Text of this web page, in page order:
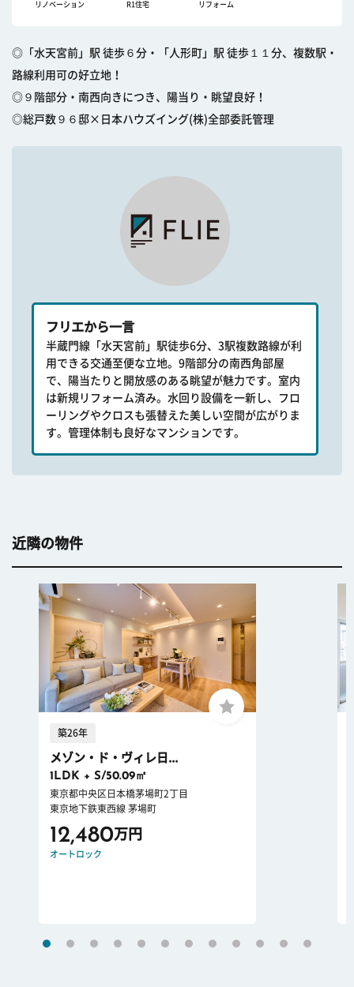
リノベーション R1住宅 リフォーム
◎「水天宮前」駅 徒歩６分・「人形町」駅 徒歩１１分、複数駅・
路線利用可の好立地！
◎９階部分・南西向きにつき、陽当り・眺望良好！
◎総戸数９６邸×日本ハウズイング(株)全部委託管理
フリエから一言
半蔵門線「水天宮前」駅徒歩6分、3駅複数路線が利
用できる交通至便な立地。9階部分の南西角部屋
で、陽当たりと開放感のある眺望が魅力です。室内
は新規リフォーム済み。水回り設備を一新し、フロ
ーリングやクロスも張替えた美しい空間が広がりま
す。管理体制も良好なマンションです。
近隣の物件
築26年
メゾン・ド・ヴィレ日...
1LDK + S/50.09㎡
東京都中央区日本橋茅場町2丁目
東京地下鉄東西線 茅場町
12,480万円
オートロック